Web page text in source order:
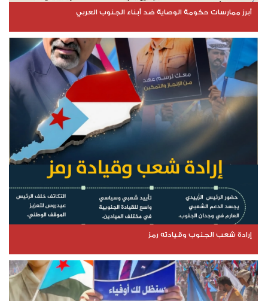
أبرز ممارسات حكومة الوصاية ضد أبناء الجنوب العربي
إرادة شعب الجنوب وقيادته رمز